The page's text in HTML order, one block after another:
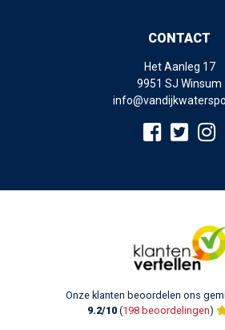
CONTACT
Het Aanleg 17
9951 SJ Winsum
Onze klanten beoordelen ons
9.2/10(198 beoordelingen)